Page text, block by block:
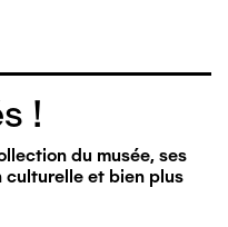
!
du musée, ses
et bien plus